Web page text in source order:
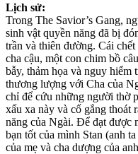
Lịch sử:
Trong The Savior’s Gang,
sinh vật quyền năng đã bị
trần và thiên đường. Cái
cha cậu, một con chim bồ
bẫy, thảm họa và nguy
thương lượng với Cha của
chỉ để cứu những người thờ
xấu xa này và cố gắng thoát
năng của Ngài. Để đạt được
bạn tốt của mình Stan (anh
của mẹ và cha dượng của